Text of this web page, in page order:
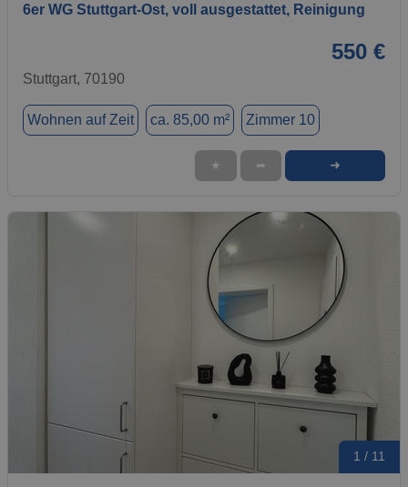
6er WG Stuttgart-Ost, voll ausgestattet, Reinigung
550 €
Stuttgart, 70190
Wohnen auf Zeit ca. 85,00 m² Zimmer 10
★ ➦ ➜
1 / 11